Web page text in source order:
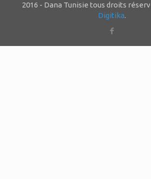
2016 - Dana Tunisie tous droits
Digitika.